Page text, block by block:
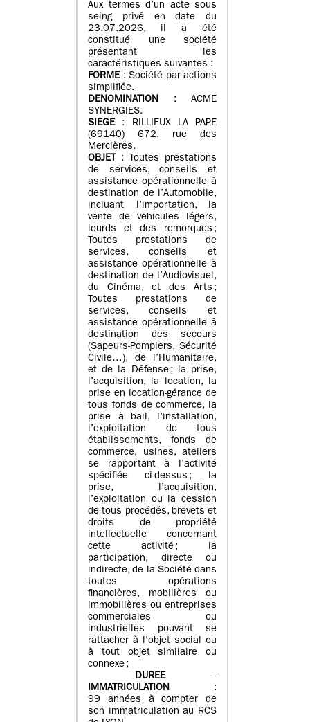
Aux termes d’un acte sous
seing privé en date du
23.07.2026, il a été
constitué une société
présentant les
caractéristiques suivantes :
FORME: Société par actions
simplifiée.
DENOMINATION : ACME
SYNERGIES.
SIEGE: RILLIEUX LA PAPE
(69140) 672, rue des
Mercières.
OBJET
: Toutes prestations
de services, conseils et
assistance opérationnelle à
destination de l’Automobile,
incluant l’importation, la
vente de véhicules légers,
lourds et des remorques ;
Toutes prestations de
services, conseils et
assistance opérationnelle à
destination de l’Audiovisuel,
du Cinéma, et des Arts ;
Toutes prestations de
services, conseils et
assistance opérationnelle à
destination des secours
(Sapeurs-Pompiers, Sécurité
Civile…), de l’Humanitaire,
et de la Défense ; la prise,
l’acquisition, la location, la
prise en location-gérance de
tous fonds de commerce, la
prise à bail, l’installation,
l’exploitation de tous
établissements, fonds de
commerce, usines, ateliers
se rapportant à l’activité
spécifiée ci-dessus ; la
prise, l’acquisition,
l’exploitation ou la cession
de tous procédés, brevets et
droits de propriété
intellectuelle concernant
cette activité ; la
participation, directe ou
indirecte, de la Société dans
toutes opérations
financières, mobilières ou
immobilières ou entreprises
commerciales ou
industrielles pouvant se
rattacher à l’objet social ou
à tout objet similaire ou
connexe ;
DUREE–
IMMATRICULATION :
99 années à compter de
son immatriculation au RCS